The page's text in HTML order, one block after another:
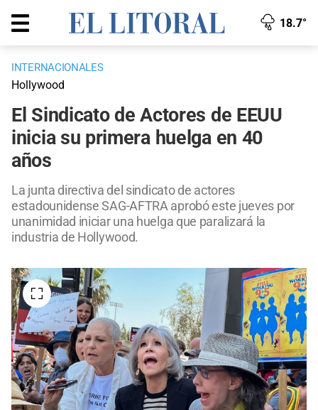
18.7°
INTERNACIONALES
Hollywood
El Sindicato de Actores de EEUU
inicia su primera huelga en 40
años
La junta directiva del sindicato de actores
estadounidense SAG-AFTRA aprobó este jueves por
unanimidad iniciar una huelga que paralizará la
industria de Hollywood.